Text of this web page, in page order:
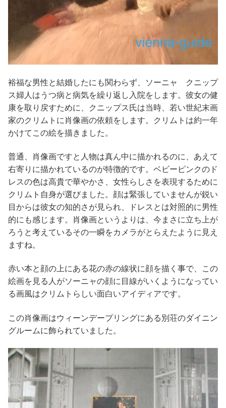
裕福な男性と結婚したにも関わらず、ソーニャ クニップ
ス婦人はうつ病と病気を繰り返し入院をします。彼女の健
康を取り戻すために、クニップス氏は当時、若い世紀末画
家のクリムトに肖像画の依頼をします。クリムトは約一年
かけてこの絵を描きました。
普通、肖像画ですと人物は真ん中に描かれるのに、あえて
右寄りに描かれているのが特徴的です。ベビーピンクのド
レスの色は高貴で華やかさ、女性らしさを表現するために
クリムト自身が選びました。顔は緊張していませんが鋭い
目からは彼女の知的さが見られ、ドレスとは対照的に男性
的にも感じます。肖像画というよりは、今まさに立ち上が
ろうと考えているその一瞬をカメラがとらえたように見え
ますね。
赤い本と顔の上にある花の赤の線状に顔を描く事で、この
絵画を見る人がソーニャの顔に目線がいくようになってい
る画風はクリムトらしい面白いアイディアです。
この肖像画はウィーンデープリングにある別荘のダイニン
グルームに飾られていました。